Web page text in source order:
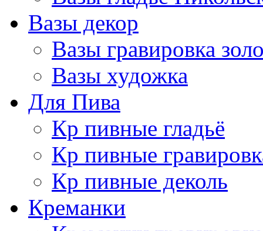
Вазы декор
Вазы гравировка
Вазы художка
Для Пива
Кр пивные гладьё
Кр пивные
Кр пивные деколь
Креманки